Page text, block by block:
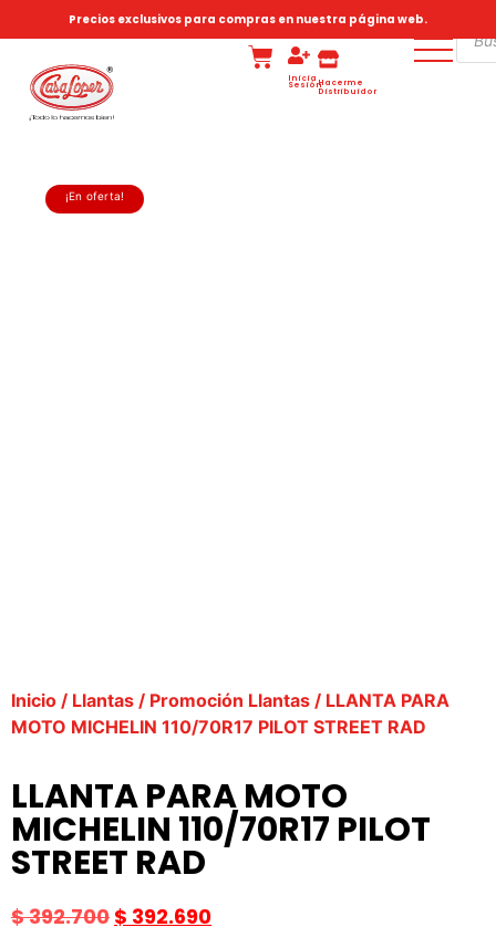
Precios exclusivos para compras en nuestra página web.
Inicia
SesiónHacerme
Distribuidor
¡En oferta!
Inicio / Llantas / Promoción Llantas / LLANTA PARA
MOTO MICHELIN 110/70R17 PILOT STREET RAD
LLANTA PARA MOTO
MICHELIN 110/70R17 PILOT
STREET RAD
$392.700 $ 392.690